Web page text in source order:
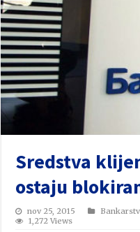
Sredstva
ostaju
nov 25, 2015
1,272 Views